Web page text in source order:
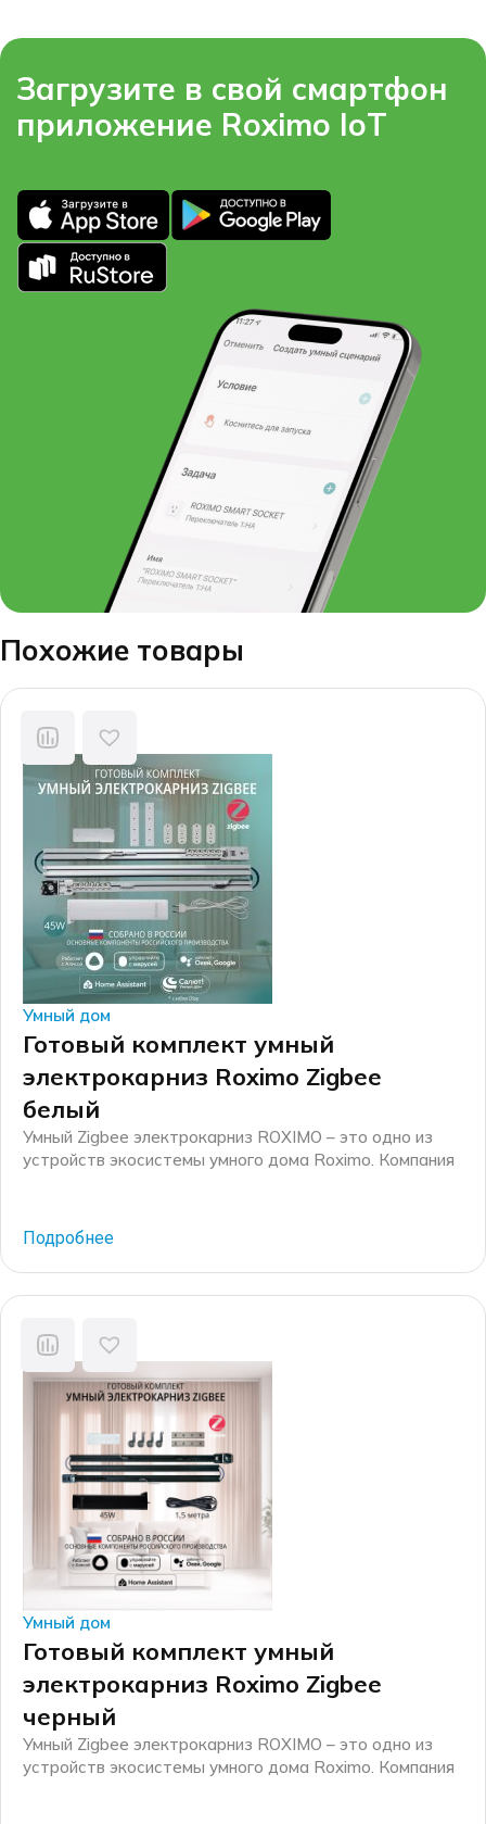
Загрузите в свой смартфон
приложение Roximo IoT
Похожие товары
Умный дом
Готовый комплект умный
электрокарниз Roximo Zigbee
белый
Умный Zigbee электрокарниз ROXIMO – это одно из
устройств экосистемы умного дома Roximo. Компания
лет. Основные механические комплектующие для
электрокарнизов производятся на российских
производственных мощностях, а финальная сборка
каждого электрокарниза осуществляется на
Подробнее
Умный дом
Готовый комплект умный
электрокарниз Roximo Zigbee
черный
Умный Zigbee электрокарниз ROXIMO – это одно из
устройств экосистемы умного дома Roximo. Компания